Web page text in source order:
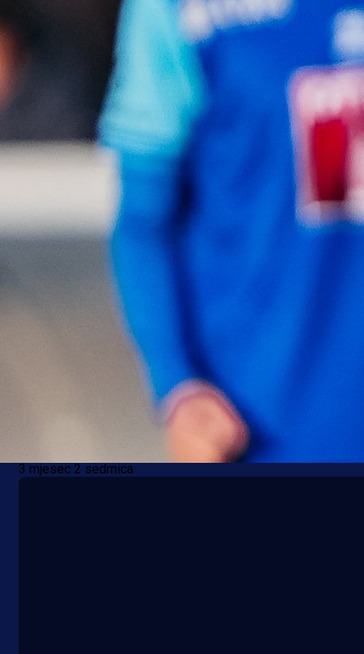
Demirović pokazao klasu: Samo četiri minute su
bile potrebne za sjajan gol!
3 mjesec 1 sedmica
Demirović ispunio obećanje: Besplatno pivo za
3 mjesec 2 sedmica